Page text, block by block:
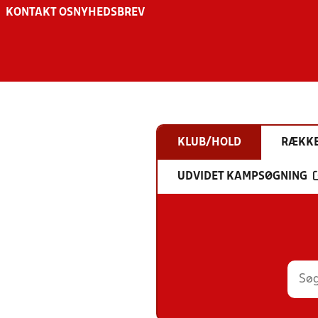
KONTAKT OS NYHEDSBREV
KLUB/HOLD
UDVIDET KAMPSØGNING